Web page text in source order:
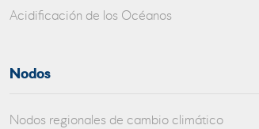
Acidificación de los Océanos
Nodos
Nodos regionales de cambio climático